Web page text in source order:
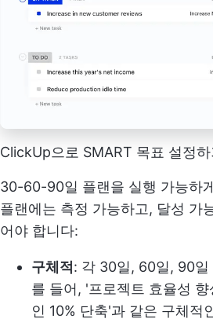
ClickUp으로 SMART 목표 설정하
30-60-90일 플랜을 실행 가능하
플랜에는 측정 가능하고, 달성 가
어야 합니다:
구체적 : 각 30일, 60일, 90일
를 들어, '프로젝트 효율성
인 10% 단축'과 같은 구체적